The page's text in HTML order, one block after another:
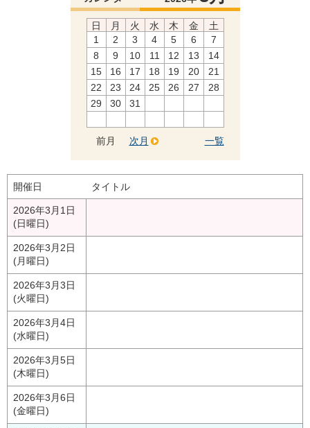
日 月 火 水 木 金
土
1
2 3 4 5 6
7
8
9 10 11 12 13
14
15
16 17 18 19 20
21
22
23 24 25 26 27
28
29
30 31
前月 一覧
次月
開催日 タイトル
2026年3月1日
(日曜日)
2026年3月2日
(月曜日)
2026年3月3日
(火曜日)
2026年3月4日
(水曜日)
2026年3月5日
(木曜日)
2026年3月6日
(金曜日)